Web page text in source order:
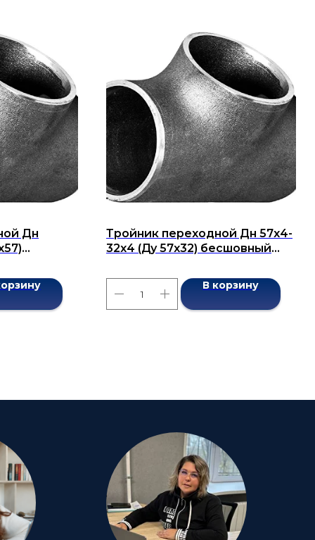
Дн
Тройник переходной Дн 57х4-
32х4 (Ду 57х32) бесшовный
В корзину